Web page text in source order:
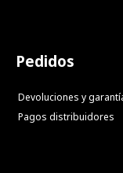
Pedidos
Devoluciones y
Pagos distribuidores